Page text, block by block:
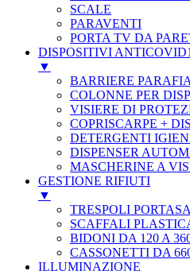
SCALE
PARAVENTI
PORTA TV DA
DISPOSITIVI
▼
BARRIERE
COLONNE PER
VISIERE DI
COPRISCARPE +
DETERGENTI
DISPENSER
MASCHERINE A
GESTIONE RIFIUTI
▼
TRESPOLI
SCAFFALI
BIDONI DA 120 A
CASSONETTI DA
ILLUMINAZIONE